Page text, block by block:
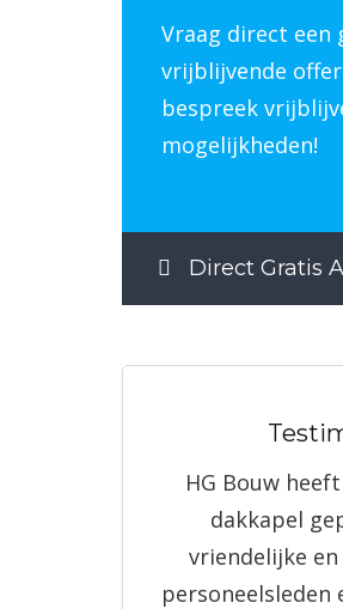
Vraag direct een
vrijblijvende
bespreek
mogelijkheden!
Direct Gratis
HG Bouw
dakkapel
vriendelijke
personeelsleden